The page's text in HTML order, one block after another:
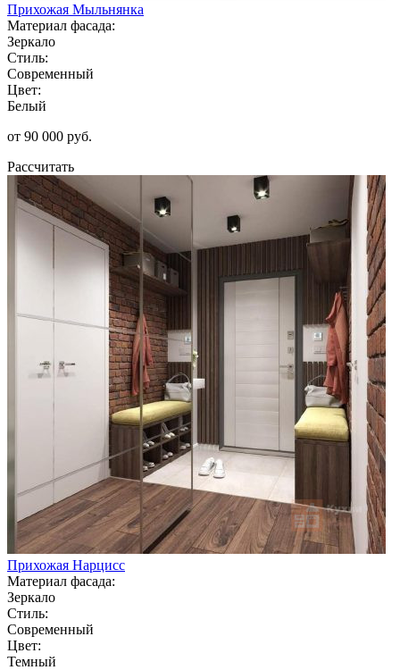
Прихожая Мыльнянка
Материал фасада:
Зеркало
Стиль:
Современный
Цвет:
Белый
от 90 000 руб.
Рассчитать
Прихожая Нарцисс
Материал фасада:
Зеркало
Стиль:
Современный
Цвет:
Темный